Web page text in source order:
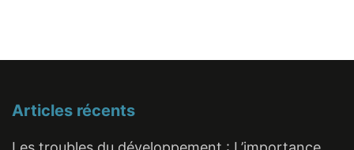
Articles récents